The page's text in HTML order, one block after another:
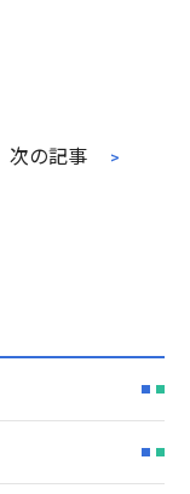
次の記事 >